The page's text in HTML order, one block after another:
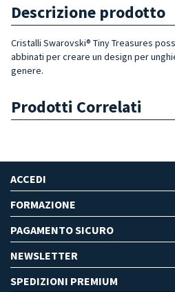
Descrizione prodotto
Cristalli Swarovski® Tiny Treasures
abbinati per creare un design per
genere.
Prodotti Correlati
ACCEDI
FORMAZIONE
PAGAMENTO SICURO
NEWSLETTER
SPEDIZIONI PREMIUM